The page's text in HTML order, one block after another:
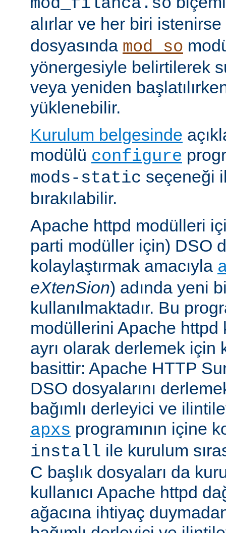
alırlar ve her biri istenirse
dosyasında mod_so
yönergesiyle belirtilerek
veya yeniden
yüklenebilir.
Kurulum belgesinde
modülü configure
mods-static seçeneği
bırakılabilir.
Apache httpd modülleri
parti modüller için) DSO
kolaylaştırmak amacıyla
eXtenSion) adında yeni
kullanılmaktadır. Bu
modüllerini Apache httpd
ayrı olarak derlemek için
basittir: Apache HTTP
DSO dosyalarını
bağımlı derleyici ve
apxs programının içine
install ile kurulum
C başlık dosyaları da
kullanıcı Apache httpd
ağacına ihtiyaç